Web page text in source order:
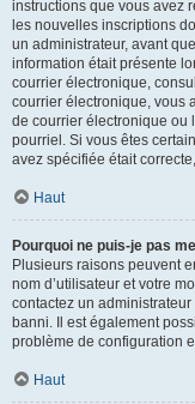
instructions que vous avez
les nouvelles inscriptions
un administrateur, avant
information était présente
courrier électronique,
courrier électronique, vous
de courrier électronique ou
pourriel. Si vous êtes
avez spécifiée était
Haut
Pourquoi ne puis-je pas
Plusieurs raisons peuvent
nom d’utilisateur et votre
contactez un
banni. Il est également
problème de configuration
Haut